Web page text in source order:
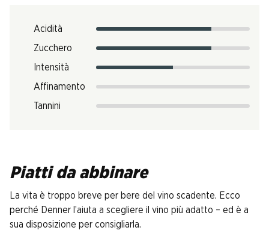
Acidità
Zucchero
Intensità
Affinamento
Tannini
Piatti da abbinare
La vita è troppo breve per bere del vino scadente. Ecco
perché Denner l’aiuta a scegliere il vino più adatto – ed è a
sua disposizione per consigliarla.